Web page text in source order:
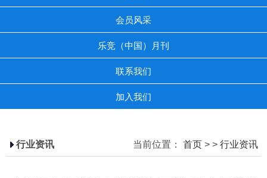
会员风采
乐竞（中国）月刊
联系我们
加入我们
行业资讯 当前位置： 首页 > > 行业资讯